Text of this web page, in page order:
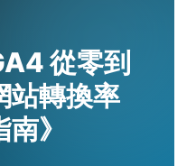
從零到
站轉換率
》